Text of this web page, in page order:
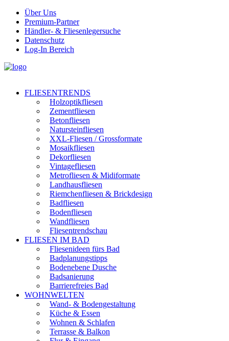
Über Uns
Premium-Partner
Händler- & Fliesenlegersuche
Datenschutz
Log-In Bereich
FLIESENTRENDS
Holzoptikfliesen
Zementfliesen
Betonfliesen
Natursteinfliesen
XXL-Fliesen / Grossformate
Mosaikfliesen
Dekorfliesen
Vintagefliesen
Metrofliesen & Midiformate
Landhausfliesen
Riemchenfliesen & Brickdesign
Badfliesen
Bodenfliesen
Wandfliesen
Fliesentrendschau
FLIESEN IM BAD
Fliesenideen fürs Bad
Badplanungstipps
Bodenebene Dusche
Badsanierung
Barrierefreies Bad
WOHNWELTEN
Wand- & Bodengestaltung
Küche & Essen
Wohnen & Schlafen
Terrasse & Balkon